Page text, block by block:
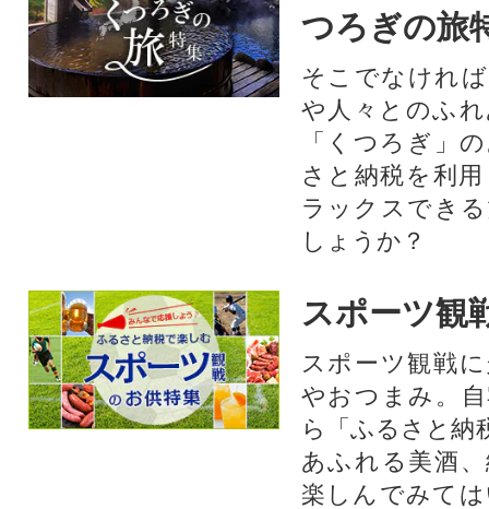
つろぎの旅
そこでなけれ
や人々とのふ
「くつろぎ」
さと納税を利
ラックスでき
しょうか？
スポーツ観
スポーツ観戦
やおつまみ。
ら「ふるさと納
あふれる美酒
楽しんでみて